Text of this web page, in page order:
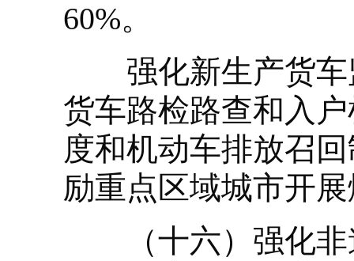
60%。
强化新生产货车
货车路检路查和入
度和机动车排放召
励重点区域城市开
（十六）强化非